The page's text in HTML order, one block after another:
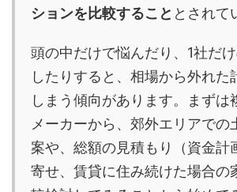
ションを比較すること とされて
頭の中だけで悩んだり、1社だ
したりすると、相場から外れた
しまう傾向があります。まずは
メーカーから、郊外エリアでの
案や、総額の見積もり（資金計
寄せ、賃貸に住み続けた場合の